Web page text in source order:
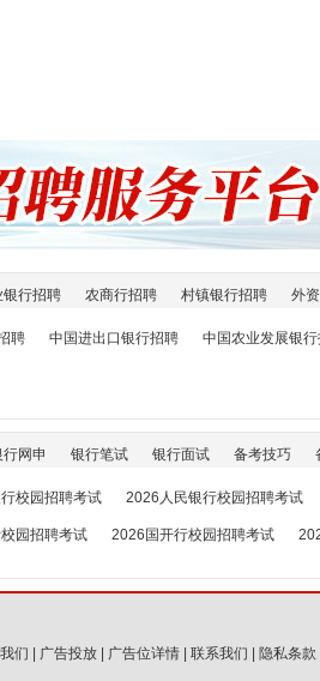
银行招聘 农商行招聘 村镇银行招聘 外
聘 中国进出口银行招聘 中国农业发展银
行网申 银行笔试 银行面试 备考技巧
校园招聘考试 2026人民银行校园招聘考试
园招聘考试 2026国开行校园招聘考试
们 广告投放| 广告位详情| 联系我们 隐私条款